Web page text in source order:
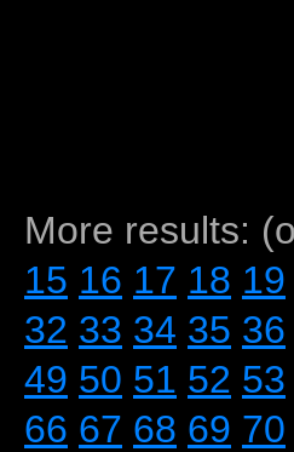
More results:
15 16 17 18 19
32 33 34 35 36
49 50 51 52 53
66 67 68 69 70